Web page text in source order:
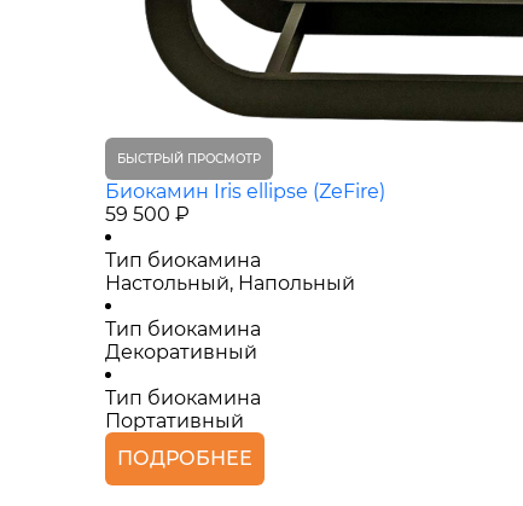
БЫСТРЫЙ ПРОСМОТР
Биокамин Iris ellipse (ZeFire)
59 500 ₽
Тип биокамина
Настольный, Напольный
Тип биокамина
Декоративный
Тип биокамина
Портативный
ПОДРОБНЕЕ